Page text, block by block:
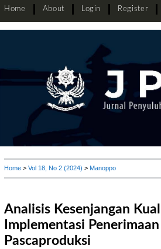
Home About Login Register
Home > Vol 18, No 2 (2024) > Manoppo
Analisis Kesenjangan
Implementasi
Pascaproduksi